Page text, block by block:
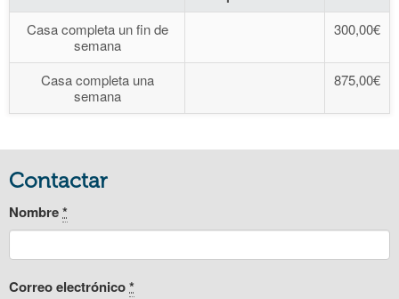
Casa completa un fin de
semana
300,00€
Casa completa una
semana
875,00€
Contactar
Nombre*
Correo electrónico*